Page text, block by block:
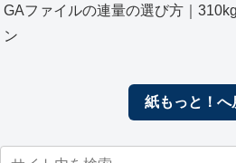
GAファイルの連量の選び方｜
ン
紙もっと！へ